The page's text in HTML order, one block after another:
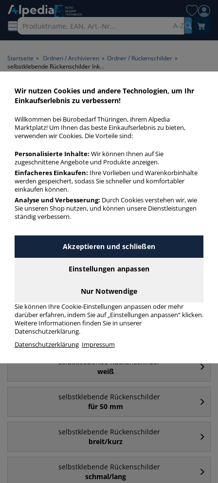
A-Z
Startseite » Ordnen / Archivieren » Ordner / Rückenschilder »
selbstklebende Rückenschilder Inkjet/Laser/Kopierer
selbstklebende
Rückenschilder
Inkjet/Laser/Kopierer >
Geeignet für
Inkjet/Laser/Kopierer
selbstklebende Rückenschilder InkjetLaserKopierer in bester
Qualität zum günstigen Preis. Finden Sie schnell
selbstklebende Rückenschilder InkjetLaserKopierer mit
unserer Filter-Funktion.
selbstklebende Rückenschilder
Inkjet/Laser/Kopierer
mehr Infos zur Kategorie
selbstklebende Rückenschilder
selbstklebende Rückenschilder
weiß
selbstklebende Rückenschilder
für 50 mm
selbstklebende Rückenschilder
breit/kurz
selbstklebende Rückenschilder
schmal/lang
Wir nutzen Cookies und andere Technologien, um Ihr
Einkaufserlebnis zu verbessern!
Willkommen bei Bürobedarf Thüringen, ihrem Alpedia
Marktplatz! Um Ihnen das beste Einkaufserlebnis zu bieten,
verwenden wir Cookies. Die Vorteile sind:
Personalisierte Inhalte: Wir können Ihnen auf Sie
zugeschnittene Angebote und Produkte anzeigen.
Einfacheres Einkaufen: Ihre Vorlieben und Warenkorbinhalte
werden gespeichert, sodass Sie schneller und komfortabler
einkaufen können.
Analyse und Verbesserung: Durch Cookies verstehen wir, wie
Sie unseren Shop nutzen, und können unsere Dienstleistungen
ständig verbessern.
Akzeptieren und schließen
Einstellungen anpassen
Nur Notwendige
Sie können Ihre Cookie-Einstellungen anpassen oder mehr
darüber erfahren, indem Sie auf „Einstellungen anpassen“ klicken.
Weitere Informationen finden Sie in unserer
Datenschutzerklärung.
Datenschutzerklärung Impressum